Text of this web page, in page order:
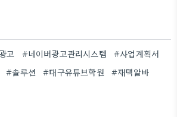
고 #네이버광고관리시스템
#사업계획서
#솔루션 #대구유튜브학원
#재택알바